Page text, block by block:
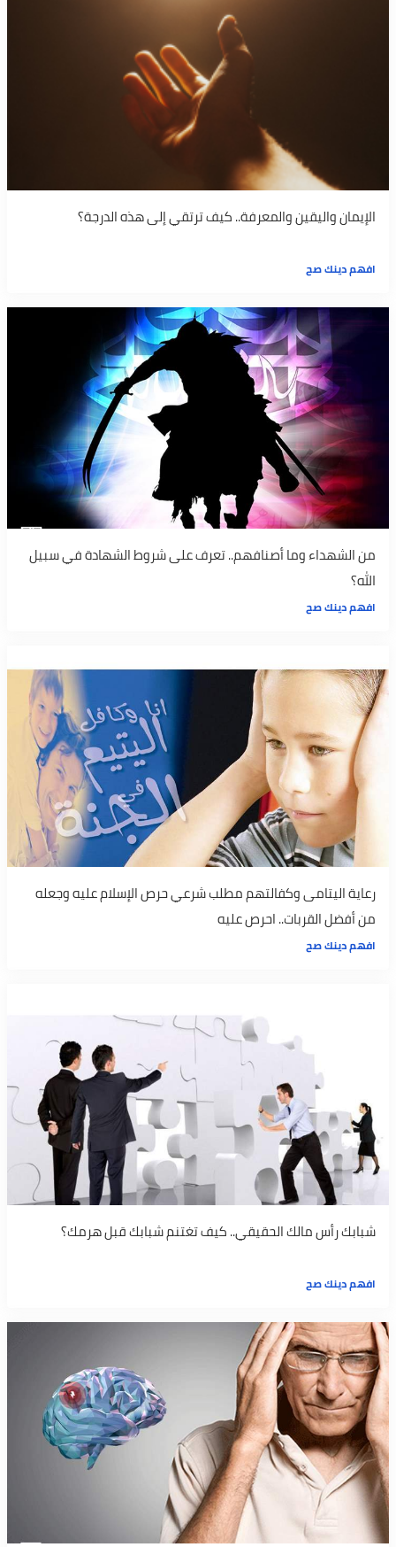
الإيمان واليقين والمعرفة.. كيف ترتقي إلى هذه الدرجة؟
افهم دينك صح
من الشهداء وما أصنافهم.. تعرف على شروط الشهادة في سبيل
الله؟
افهم دينك صح
رعاية اليتامى وكفالتهم مطلب شرعي حرص الإسلام عليه وجعله
من أفضل القربات.. احرص عليه
افهم دينك صح
شبابك رأس مالك الحقيقي.. كيف تغتنم شبابك قبل هرمك؟
افهم دينك صح